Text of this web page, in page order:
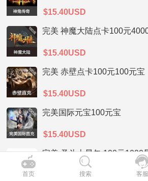
$15.40USD
完美 神魔大陆点卡100元
$15.40USD
完美 赤壁点卡100元100元宝
$15.40USD
完美国际元宝100元宝
$15.40USD
完美 圣斗士星矢 100元1000
$15.40USD
首页 搜索 客服